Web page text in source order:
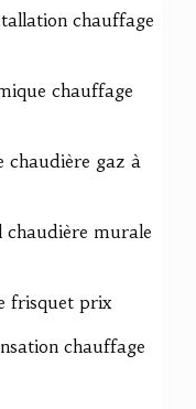
chauffage
chauffage
chaudière gaz à
murale
frisquet prix
chauffage